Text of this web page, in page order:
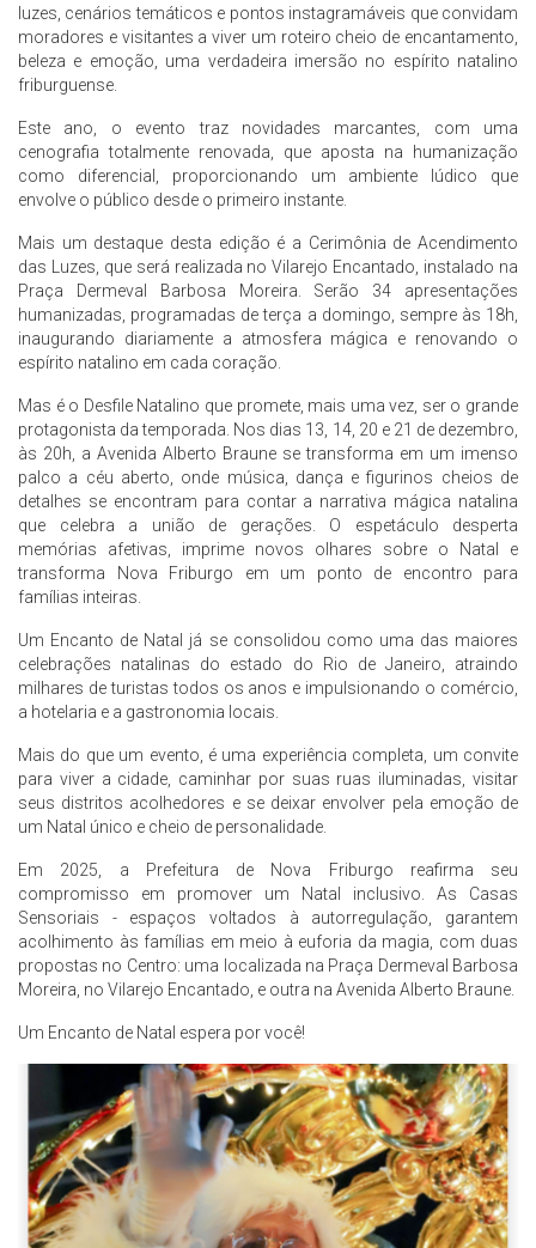
luzes, cenários temáticos e pontos instagramáveis que convidam
moradores e visitantes a viver um roteiro cheio de encantamento,
beleza e emoção, uma verdadeira imersão no espírito natalino
friburguense.
Este ano, o evento traz novidades marcantes, com uma
cenografia totalmente renovada, que aposta na humanização
como diferencial, proporcionando um ambiente lúdico que
envolve o público desde o primeiro instante.
Mais um destaque desta edição é a Cerimônia de Acendimento
das Luzes, que será realizada no Vilarejo Encantado, instalado na
Praça Dermeval Barbosa Moreira. Serão 34 apresentações
humanizadas, programadas de terça a domingo, sempre às 18h,
inaugurando diariamente a atmosfera mágica e renovando o
espírito natalino em cada coração.
Mas é o Desfile Natalino que promete, mais uma vez, ser o grande
protagonista da temporada. Nos dias 13, 14, 20 e 21 de dezembro,
às 20h, a Avenida Alberto Braune se transforma em um imenso
palco a céu aberto, onde música, dança e figurinos cheios de
detalhes se encontram para contar a narrativa mágica natalina
que celebra a união de gerações. O espetáculo desperta
memórias afetivas, imprime novos olhares sobre o Natal e
transforma Nova Friburgo em um ponto de encontro para
famílias inteiras.
Um Encanto de Natal já se consolidou como uma das maiores
celebrações natalinas do estado do Rio de Janeiro, atraindo
milhares de turistas todos os anos e impulsionando o comércio,
a hotelaria e a gastronomia locais.
Mais do que um evento, é uma experiência completa, um convite
para viver a cidade, caminhar por suas ruas iluminadas, visitar
seus distritos acolhedores e se deixar envolver pela emoção de
um Natal único e cheio de personalidade.
Em 2025, a Prefeitura de Nova Friburgo reafirma seu
compromisso em promover um Natal inclusivo. As Casas
Sensoriais - espaços voltados à autorregulação, garantem
acolhimento às famílias em meio à euforia da magia, com duas
propostas no Centro: uma localizada na Praça Dermeval Barbosa
Moreira, no Vilarejo Encantado, e outra na Avenida Alberto Braune.
Um Encanto de Natal espera por você!